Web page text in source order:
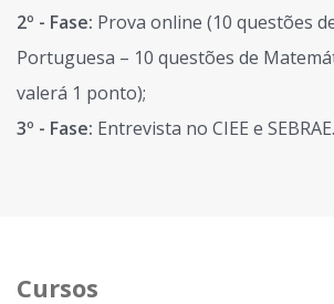
2º - Fase: Prova online (10 questões
Portuguesa – 10 questões de
valerá 1 ponto);
3º - Fase: Entrevista no CIEE e SEBRAE.
Cursos